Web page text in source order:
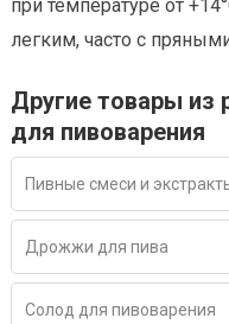
при температуре от
легким, часто с
Другие товары из
для пивоварения
Пивные смеси и
Дрожжи для пива
Солод для пивоварения